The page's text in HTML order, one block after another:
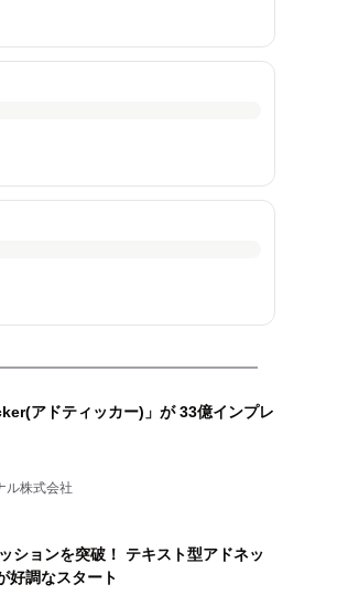
アドティッカー)」が 33億インプレ
ル株式会社
ションを突破！ テキスト型アドネッ
好調なスタート